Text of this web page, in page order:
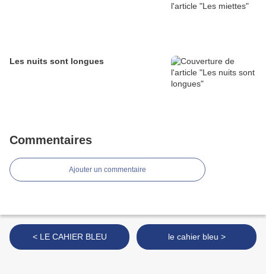
Les nuits sont longues
Commentaires
Ajouter un commentaire
< LE CAHIER BLEU le cahier bleu >